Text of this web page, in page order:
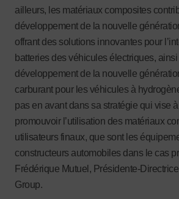
ailleurs, les matériaux composites
développement de la nouvelle
offrant des solutions innovantes pour
batteries des véhicules électriques, ainsi
développement de la nouvelle
carburant pour les véhicules à
pas en avant dans sa stratégie qui vise
promouvoir l’utilisation des matériaux
utilisateurs finaux, que sont les
constructeurs automobiles dans le cas
Frédérique Mutuel, Présidente-
Group.